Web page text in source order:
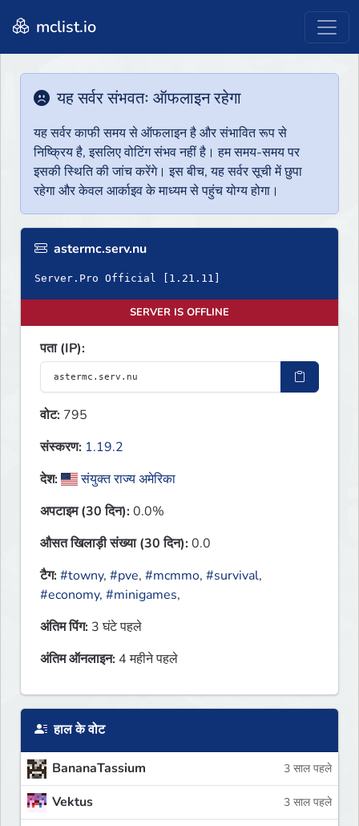
mclist.io
यह सर्वर संभवतः ऑफलाइन रहेगा
यह सर्वर काफी समय से ऑफलाइन है और संभावित रूप से
निष्क्रिय है, इसलिए वोटिंग संभव नहीं है। हम समय-समय पर
इसकी स्थिति की जांच करेंगे। इस बीच, यह सर्वर सूची में छुपा
रहेगा और केवल आर्काइव के माध्यम से पहुंच योग्य होगा।
astermc.serv.nu
SERVER IS OFFLINE
पता (IP):
वोट: 795
संस्करण: 1.19.2
देश:
संयुक्त राज्य अमेरिका
अपटाइम (30 दिन):0.0%
औसत खिलाड़ी संख्या (30 दिन):0.0
टैग:#towny, #pve, #mcmmo, #survival,
#economy, #minigames,
अंतिम पिंग: 3 घंटे पहले
अंतिम ऑनलाइन: 4 महीने पहले
हाल के वोट
BananaTassium 3 साल पहले
Vektus 3 साल पहले